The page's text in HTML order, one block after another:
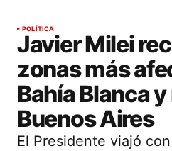
POLÍTICA
Javier Milei
zonas más
Bahía Blanca
Buenos Aires
El Presidente viajó